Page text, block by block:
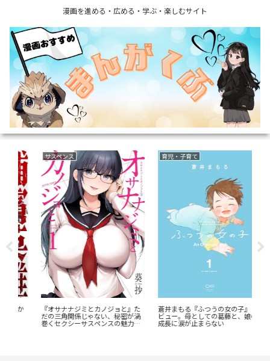
漫画を進める・広める・学ぶ・楽しむサイト
サスペンス
『オサナナジミとカノジョと』た
だの三角関係じゃない、秘密が渦
巻くセクシーサスペンスの魅力と
育児・子育て
蒼井まもる『ふつうの女の子』レ
ビュー。母としての葛藤と、娘の
成長に涙が止まらない